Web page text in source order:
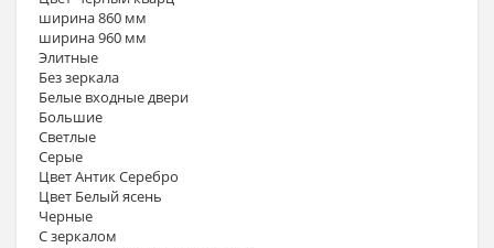
ширина 860 мм
ширина 960 мм
Элитные
Без зеркала
Белые входные двери
Большие
Светлые
Серые
Цвет Антик Серебро
Цвет Белый ясень
Черные
С зеркалом